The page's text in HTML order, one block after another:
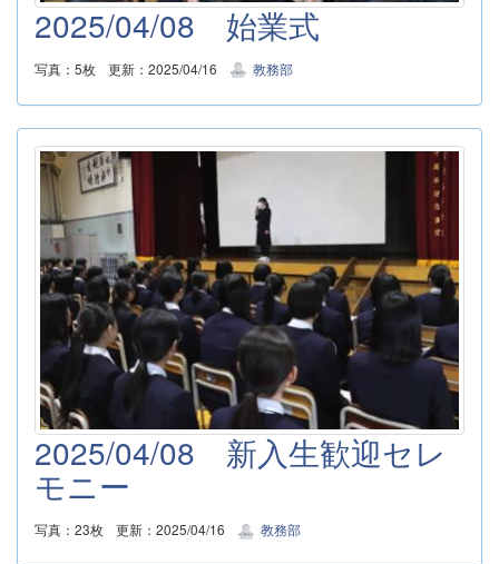
2025/04/08 始業式
写真：5枚 更新：2025/04/16 教務部
2025/04/08 新入生歓迎セレ
モニー
写真：23枚 更新：2025/04/16 教務部